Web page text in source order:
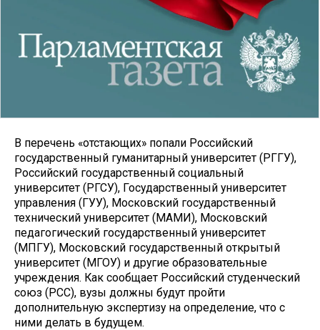
В перечень «отстающих» попали Российский
государственный гуманитарный университет (РГГУ),
Российский государственный социальный
университет (РГСУ), Государственный университет
управления (ГУУ), Московский государственный
технический университет (МАМИ), Московский
педагогический государственный университет
(МПГУ), Московский государственный открытый
университет (МГОУ) и другие образовательные
учреждения. Как сообщает Российский студенческий
союз (РСС), вузы должны будут пройти
дополнительную экспертизу на определение, что с
ними делать в будущем.